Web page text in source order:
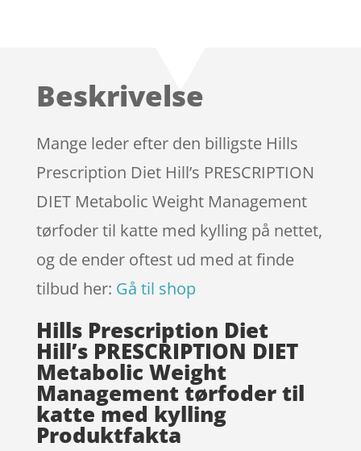
kundebedø
Beskrivelse
Mange leder efter den billigste Hills
Prescription Diet Hill’s PRESCRIPTION
DIET Metabolic Weight Management
tørfoder til katte med kylling på nettet,
og de ender oftest ud med at finde
tilbud her: Gå til shop
Hills Prescription Diet
Hill’s PRESCRIPTION DIET
Metabolic Weight
Management tørfoder til
katte med kylling
Produktfakta